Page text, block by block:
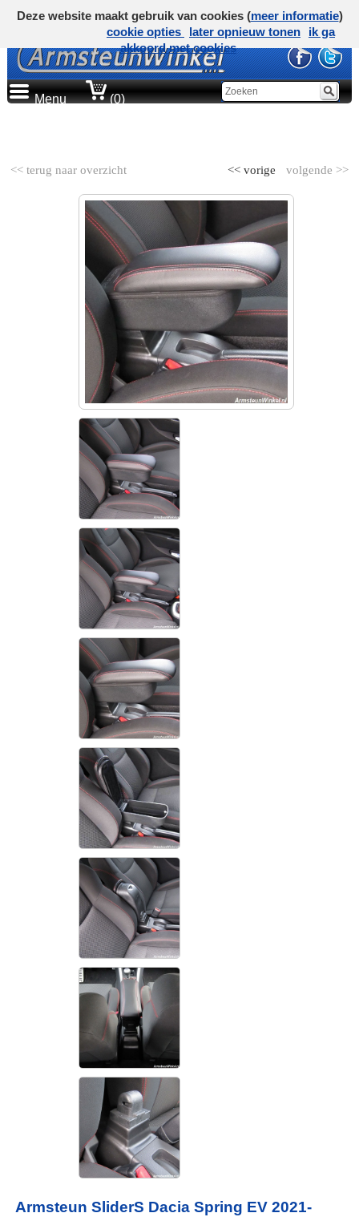
Menu (0)
<< terug naar overzicht volgende >>
<< vorige
Armsteun SliderS Dacia Spring EV 2021-
Deze website maakt gebruik van cookies (meer informatie)
cookie opties
later opnieuw tonen
ik ga
akkoord met cookies